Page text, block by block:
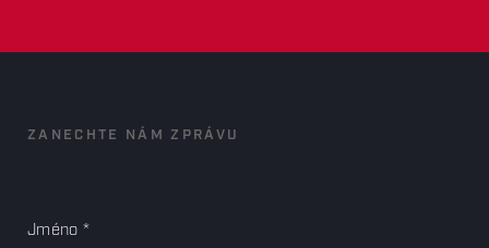
ZANECHTE NÁM ZPRÁVU
Jméno